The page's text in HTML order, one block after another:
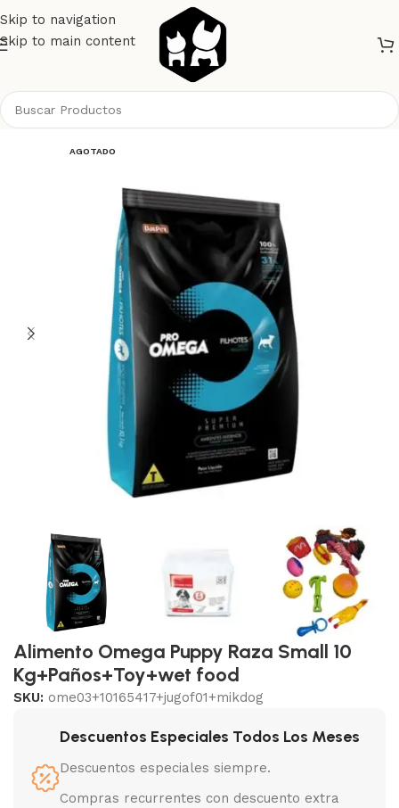
Skip to navigation
Skip to main content
AGOTADO
Alimento Omega Puppy Raza Small 10
Kg+Paños+Toy+wet food
SKU: ome03+10165417+jugof01+mikdog
Descuentos Especiales Todos Los Meses
Descuentos especiales siempre.
Compras recurrentes con descuento extra